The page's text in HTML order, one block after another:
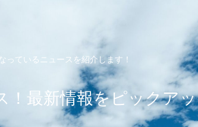
っているニュースを紹介します！
最新情報をピックアッ